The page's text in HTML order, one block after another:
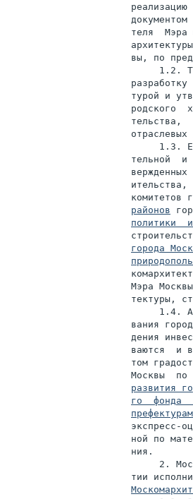
теля  Мэра
вы, по
1.2.
турой и
родского
тельства,
1.3.
тельной  и
ительства,
комитетов
районов
политики
города
Мэра
тектуры,
1.4.
вания
дения
ваются  и
том
Москвы  по
развития
го  фонда
экспресс-
ной по
ния.
2.